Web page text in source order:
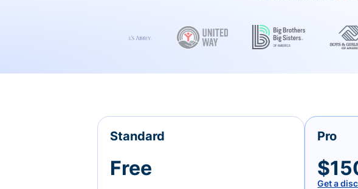
Standard
Free
Pro
Get a